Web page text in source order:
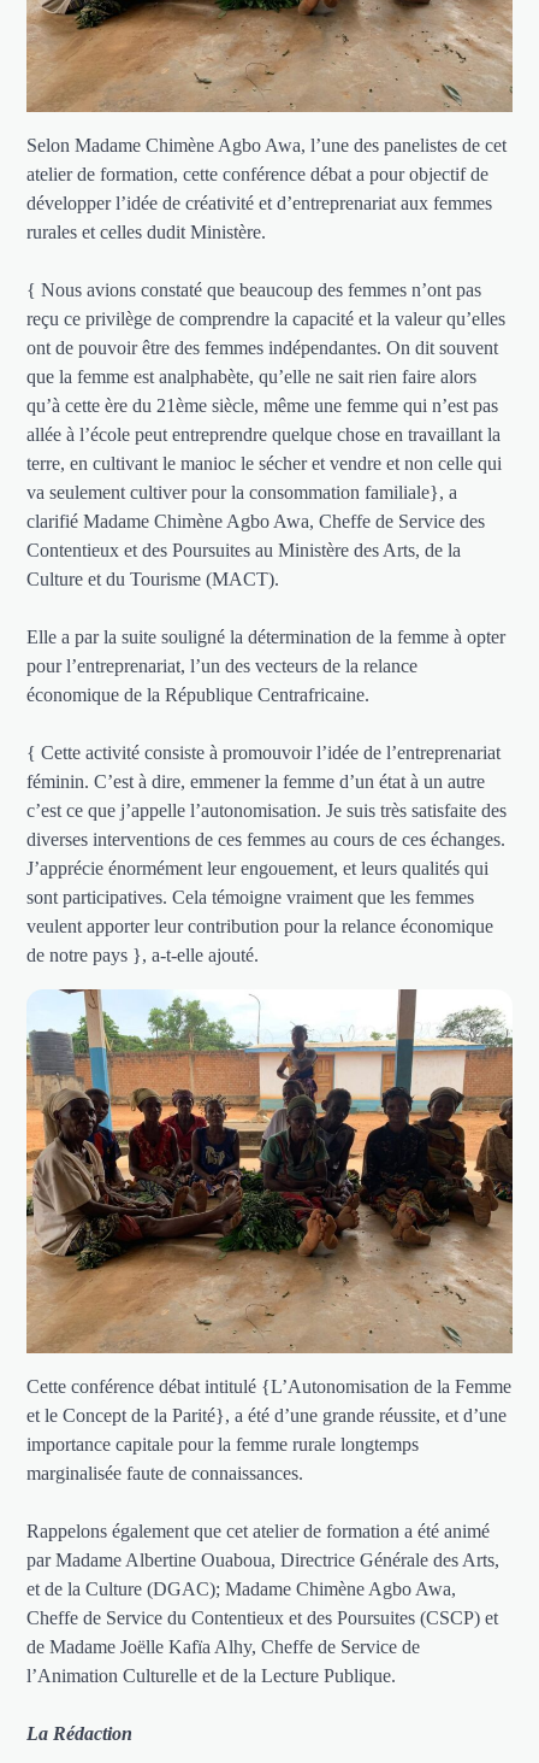
Selon Madame Chimène Agbo Awa, l’une des panelistes de cet
atelier de formation, cette conférence débat a pour objectif de
développer l’idée de créativité et d’entreprenariat aux femmes
rurales et celles dudit Ministère.
{ Nous avions constaté que beaucoup des femmes n’ont pas
reçu ce privilège de comprendre la capacité et la valeur qu’elles
ont de pouvoir être des femmes indépendantes. On dit souvent
que la femme est analphabète, qu’elle ne sait rien faire alors
qu’à cette ère du 21ème siècle, même une femme qui n’est pas
allée à l’école peut entreprendre quelque chose en travaillant la
terre, en cultivant le manioc le sécher et vendre et non celle qui
va seulement cultiver pour la consommation familiale}, a
clarifié Madame Chimène Agbo Awa, Cheffe de Service des
Contentieux et des Poursuites au Ministère des Arts, de la
Culture et du Tourisme (MACT).
Elle a par la suite souligné la détermination de la femme à opter
pour l’entreprenariat, l’un des vecteurs de la relance
économique de la République Centrafricaine.
{ Cette activité consiste à promouvoir l’idée de l’entreprenariat
féminin. C’est à dire, emmener la femme d’un état à un autre
c’est ce que j’appelle l’autonomisation. Je suis très satisfaite des
diverses interventions de ces femmes au cours de ces échanges.
J’apprécie énormément leur engouement, et leurs qualités qui
sont participatives. Cela témoigne vraiment que les femmes
veulent apporter leur contribution pour la relance économique
de notre pays }, a-t-elle ajouté.
Cette conférence débat intitulé {L’Autonomisation de la Femme
et le Concept de la Parité}, a été d’une grande réussite, et d’une
importance capitale pour la femme rurale longtemps
marginalisée faute de connaissances.
Rappelons également que cet atelier de formation a été animé
par Madame Albertine Ouaboua, Directrice Générale des Arts,
et de la Culture (DGAC); Madame Chimène Agbo Awa,
Cheffe de Service du Contentieux et des Poursuites (CSCP) et
de Madame Joëlle Kafïa Alhy, Cheffe de Service de
l’Animation Culturelle et de la Lecture Publique.
La Rédaction